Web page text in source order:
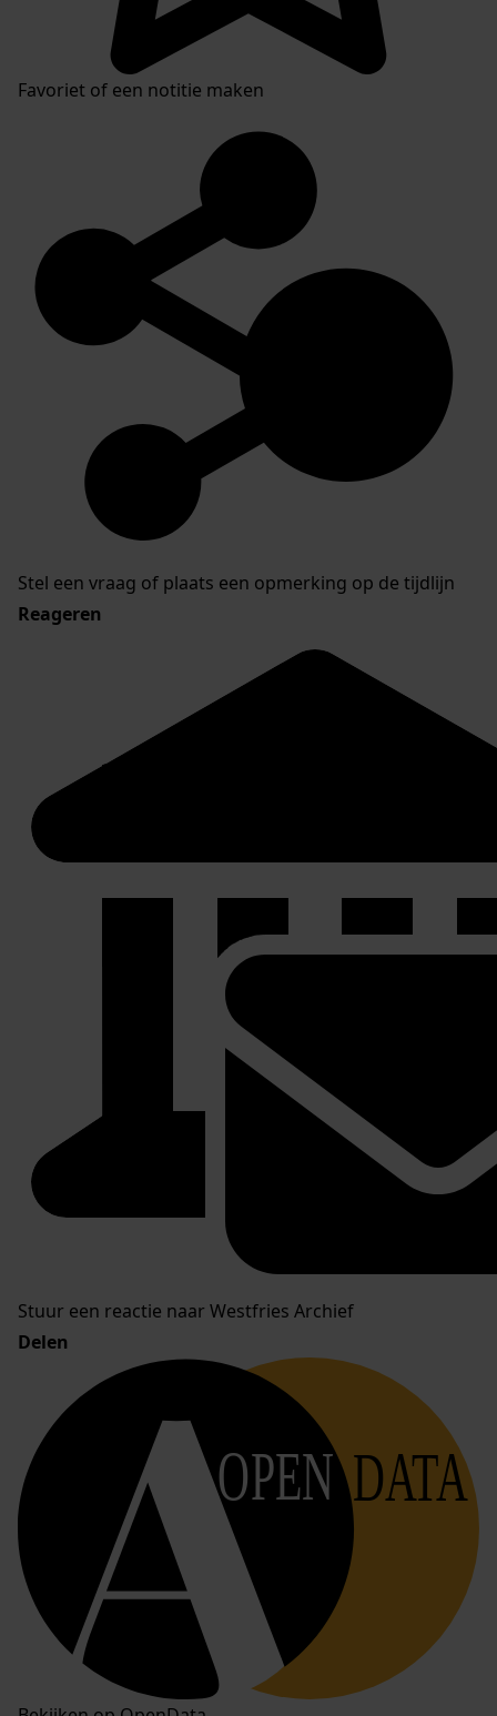
Favoriet of een notitie maken
Stel een vraag of plaats een opmerking op de tijdlijn
Reageren
Stuur een reactie naar Westfries Archief
Delen
OPEN DATA